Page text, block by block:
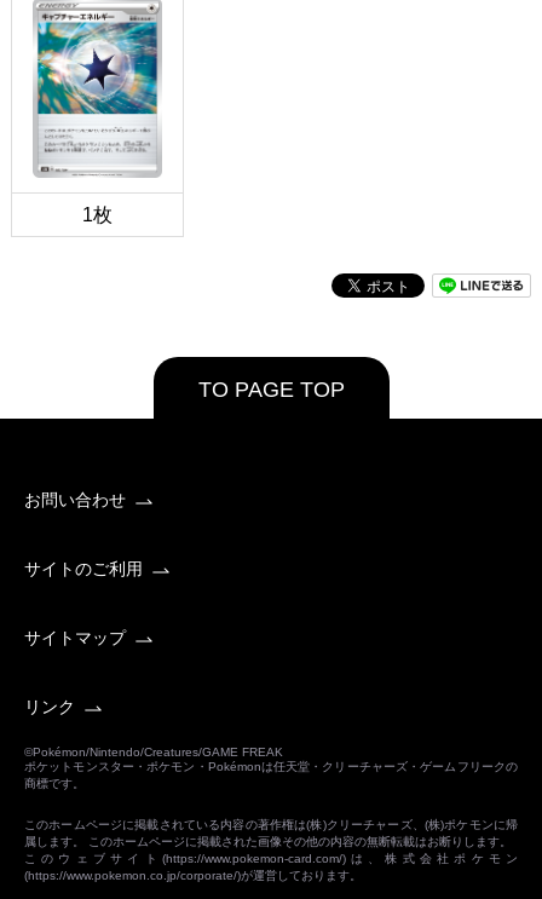
1枚
TO PAGE TOP
お問い合わせ
サイトのご利用
サイトマップ
リンク
©Pokémon/Nintendo/Creatures/GAME FREAK
ポケットモンスター・ポケモン・Pokémonは任天堂・クリーチャーズ・ゲームフリークの
商標です。
このホームページに掲載されている内容の著作権は(株)クリーチャーズ、(株)ポケモンに帰
属します。 このホームページに掲載された画像その他の内容の無断転載はお断りします。
このウェブサイト(https://www.pokemon-card.com/)は、株式会社ポケモン
(https://www.pokemon.co.jp/corporate/)が運営しております。